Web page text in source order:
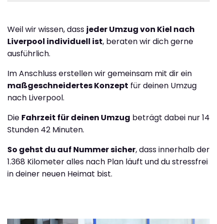
Weil wir wissen, dass jeder Umzug von Kiel nach
Liverpool individuell ist, beraten wir dich gerne
ausführlich.
Im Anschluss erstellen wir gemeinsam mit dir ein
maßgeschneidertes Konzept für deinen Umzug
nach Liverpool.
Die Fahrzeit für deinen Umzug beträgt dabei nur 14
Stunden 42 Minuten.
So gehst du auf Nummer sicher, dass innerhalb der
1.368 Kilometer alles nach Plan läuft und du stressfrei
in deiner neuen Heimat bist.